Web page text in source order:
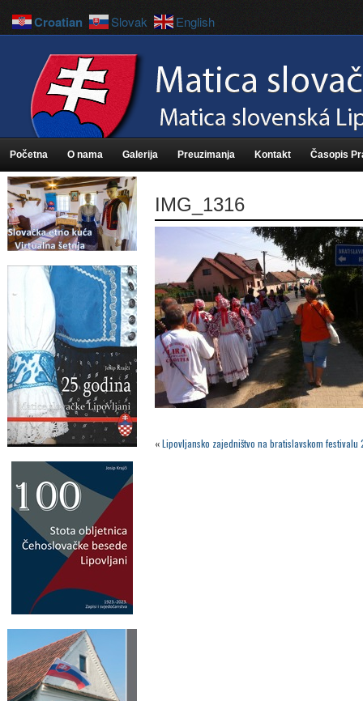
Početna O nama Galerija Preuzimanja Kontakt Časopis
IMG_1316
«Lipovljansko zajedništvo na bratislavskom
Croatian Slovak English